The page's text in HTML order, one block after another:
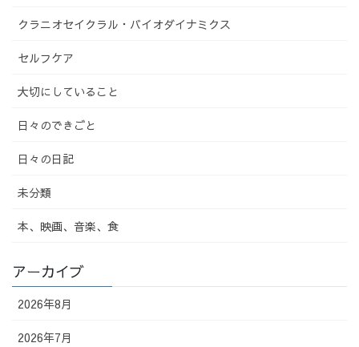
クラニオセイクラル・バイオダイナミクス
セルフケア
大切にしていること
日々のできごと
日々の日記
未分類
本、映画、音楽、食
アーカイブ
2026年8月
2026年7月